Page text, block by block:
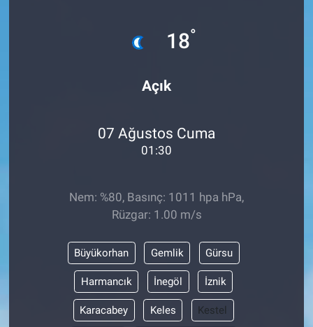
18°
Açık
07 Ağustos Cuma
01:30
Nem: %80, Basınç: 1011 hpa hPa,
Rüzgar: 1.00 m/s
Büyükorhan Gemlik Gürsu
Harmancık İnegöl İznik
Karacabey Keles Kestel